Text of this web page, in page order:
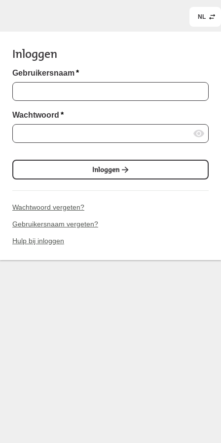
NL
Inloggen
Gebruikersnaam*
Wachtwoord *
Inloggen
Wachtwoord vergeten?
Gebruikersnaam vergeten?
Hulp bij inloggen